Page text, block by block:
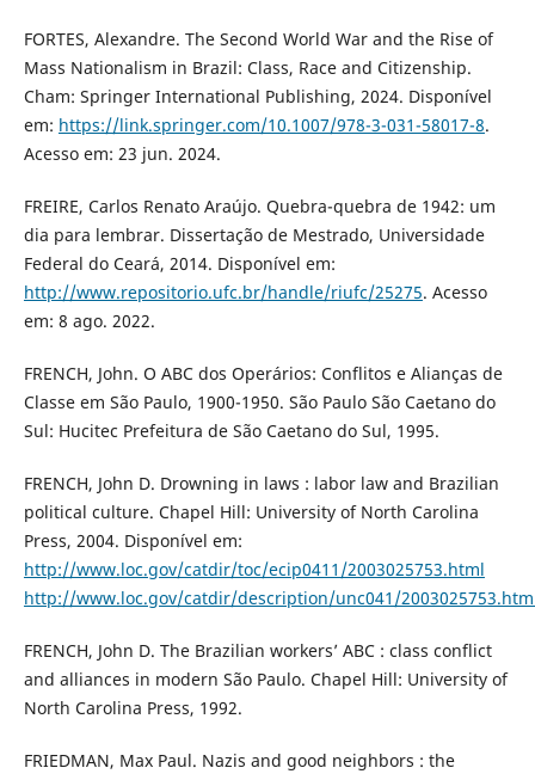
FORTES, Alexandre. The Second World War and the Rise of
Mass Nationalism in Brazil: Class, Race and Citizenship.
Cham: Springer International Publishing, 2024. Disponível
em: https://link.springer.com/10.1007/978-3-031-58017-8.
Acesso em: 23 jun. 2024.
FREIRE, Carlos Renato Araújo. Quebra-quebra de 1942: um
dia para lembrar. Dissertação de Mestrado, Universidade
Federal do Ceará, 2014. Disponível em:
http://www.repositorio.ufc.br/handle/riufc/25275. Acesso
em: 8 ago. 2022.
FRENCH, John. O ABC dos Operários: Conflitos e Alianças de
Classe em São Paulo, 1900-1950. São Paulo São Caetano do
Sul: Hucitec Prefeitura de São Caetano do Sul, 1995.
FRENCH, John D. Drowning in laws : labor law and Brazilian
political culture. Chapel Hill: University of North Carolina
Press, 2004. Disponível em:
http://www.loc.gov/catdir/toc/ecip0411/2003025753.html
http://www.loc.gov/catdir/description/unc041/
FRENCH, John D. The Brazilian workers’ ABC : class conflict
and alliances in modern São Paulo. Chapel Hill: University of
North Carolina Press, 1992.
FRIEDMAN, Max Paul. Nazis and good neighbors : the